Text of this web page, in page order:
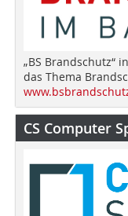
„BS Brandschutz“
das Thema
CS Computer